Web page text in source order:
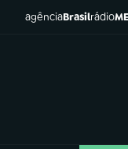
agênciaBrasilrádio